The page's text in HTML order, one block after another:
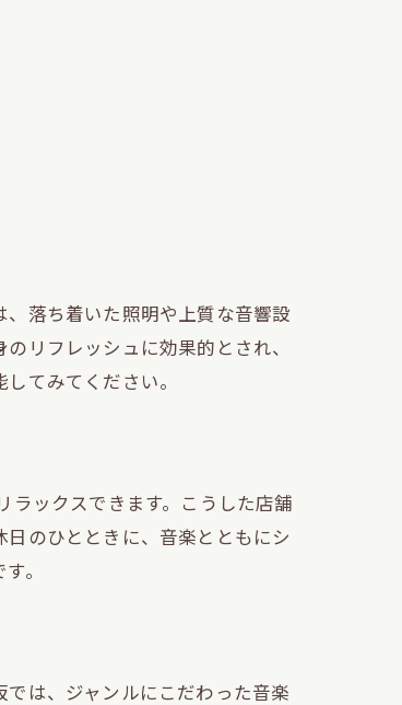
落ち着いた照明や上質な音響設
リフレッシュに効果的とされ、
てみてください。
ラックスできます。こうした店舗
のひとときに、音楽とともにシ
。
は、ジャンルにこだわった音楽